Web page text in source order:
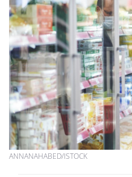
ANNANAHABED/ISTOCK